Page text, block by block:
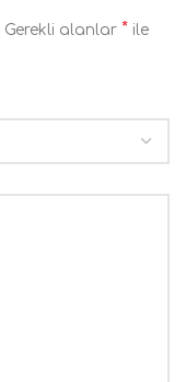
Gerekli alanlar * ile